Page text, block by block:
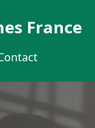
France